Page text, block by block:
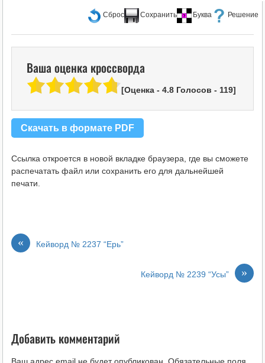
Сброс Сохранить Буква Решение
Ваша оценка кроссворда
[Оценка - 4.8Голосов - 119]
Скачать в формате PDF
Ссылка откроется в новой вкладке браузера, где вы сможете
распечатать файл или сохранить его для дальнейшей
печати.
« Кейворд № 2237 “Ерь”
»
Кейворд № 2239 “Усы”
Добавить комментарий